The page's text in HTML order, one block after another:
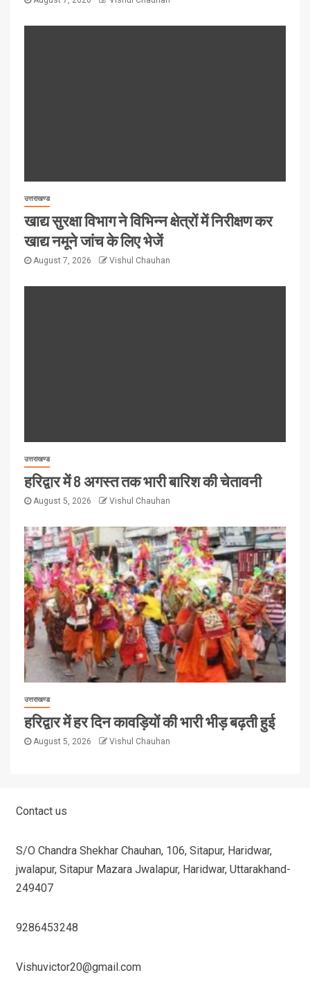
उत्तराखण्ड
खाद्य सुरक्षा विभाग ने विभिन्न क्षेत्रों में निरीक्षण कर
खाद्य नमूने जांच के लिए भेजें
August 7, 2026 Vishul Chauhan
उत्तराखण्ड
हरिद्वार में 8 अगस्त तक भारी बारिश की चेतावनी
August 5, 2026 Vishul Chauhan
उत्तराखण्ड
हरिद्वार में हर दिन कावड़ियों की भारी भीड़ बढ़ती हुई
August 5, 2026 Vishul Chauhan
Contact us
S/O Chandra Shekhar Chauhan, 106, Sitapur, Haridwar,
jwalapur, Sitapur Mazara Jwalapur, Haridwar, Uttarakhand-
249407
9286453248
Vishuvictor20@gmail.com